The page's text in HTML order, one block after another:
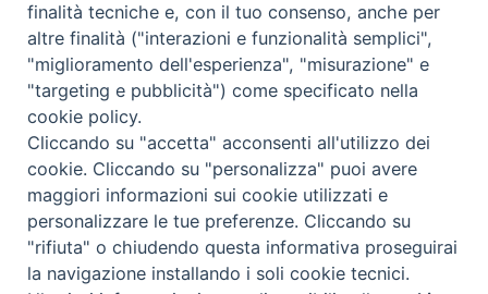
MODULISTICA
WEBMAIL
RENDICONTO 8X1000
PRIVACY E COOKIE POLICY
finalità tecniche e, con il tuo consenso, anche per
altre finalità ("interazioni e funzionalità semplici",
"miglioramento dell'esperienza", "misurazione" e
"targeting e pubblicità") come specificato nella
cookie policy.
Cliccando su "accetta" acconsenti all'utilizzo dei
cookie. Cliccando su "personalizza" puoi avere
maggiori informazioni sui cookie utilizzati e
personalizzare le tue preferenze. Cliccando su
"rifiuta" o chiudendo questa informativa proseguirai
la navigazione installando i soli cookie tecnici.